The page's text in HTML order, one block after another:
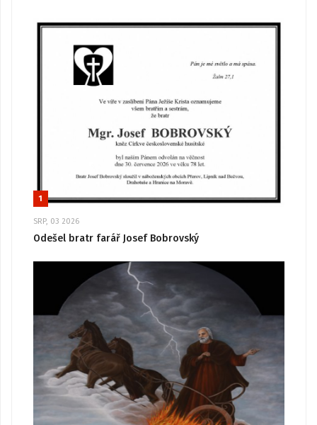
1
SRP, 03 2026
Odešel bratr farář Josef Bobrovský